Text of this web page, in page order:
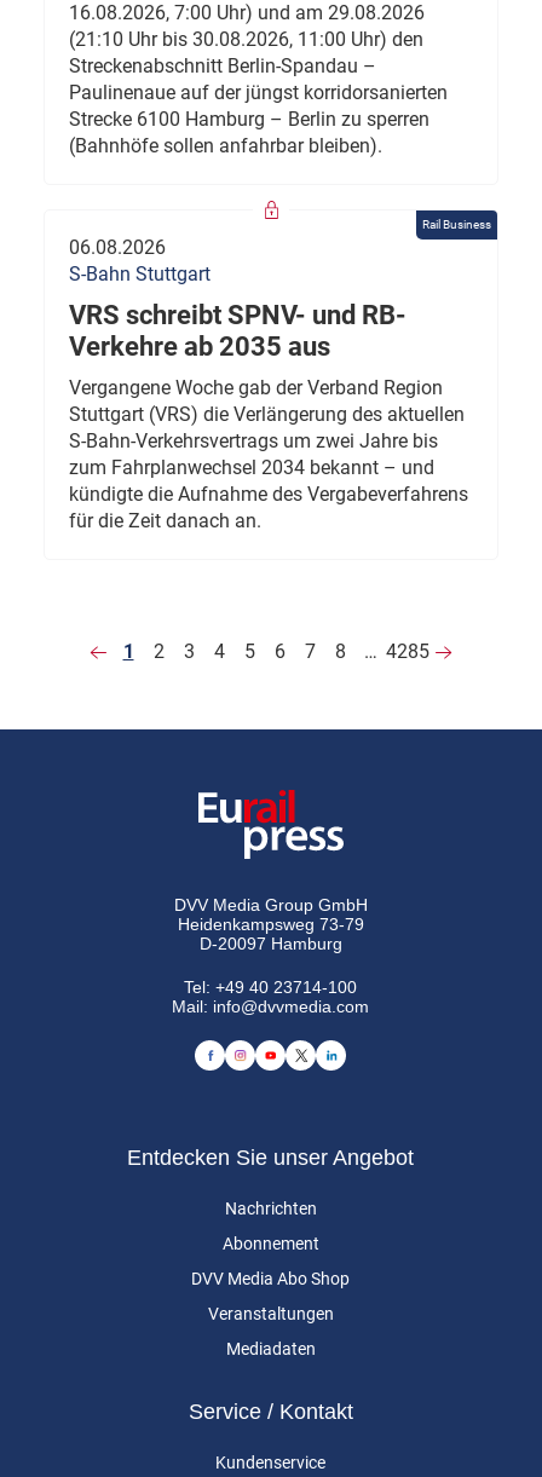
16.08.2026, 7:00 Uhr) und am 29.08.2026
(21:10 Uhr bis 30.08.2026, 11:00 Uhr) den
Streckenabschnitt Berlin-Spandau –
Paulinenaue auf der jüngst korridorsanierten
Strecke 6100 Hamburg – Berlin zu sperren
(Bahnhöfe sollen anfahrbar bleiben).
Rail Business
06.08.2026
S-Bahn Stuttgart
VRS schreibt SPNV- und RB-
Verkehre ab 2035 aus
Vergangene Woche gab der Verband Region
Stuttgart (VRS) die Verlängerung des aktuellen
S-Bahn-Verkehrsvertrags um zwei Jahre bis
zum Fahrplanwechsel 2034 bekannt – und
kündigte die Aufnahme des Vergabeverfahrens
für die Zeit danach an.
1 2 3 4 5 6 7 8 … 4285
DVV Media Group GmbH
Heidenkampsweg 73-79
D-20097 Hamburg
Tel:+49 40 23714-100
Mail: info@dvvmedia.com
Entdecken Sie unser Angebot
Nachrichten
Abonnement
DVV Media Abo Shop
Veranstaltungen
Mediadaten
Service / Kontakt
Kundenservice